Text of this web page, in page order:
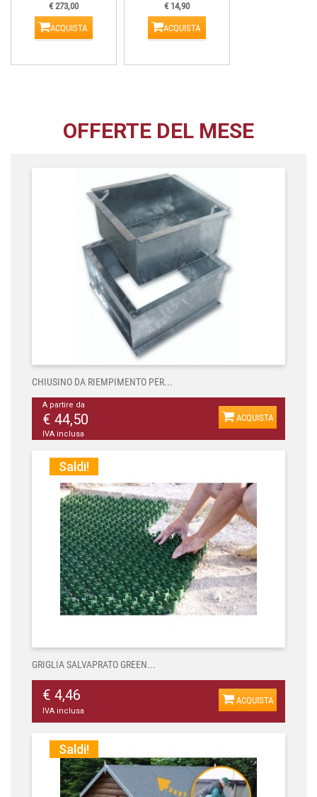
€ 273,00
ACQUISTA
€ 14,90
ACQUISTA
OFFERTE DEL MESE
CHIUSINO DA RIEMPIMENTO PER...
A partire da
€ 44,50
IVA inclusa
ACQUISTA
Saldi!
GRIGLIA SALVAPRATO GREEN...
€ 4,46
IVA inclusa
ACQUISTA
Saldi!